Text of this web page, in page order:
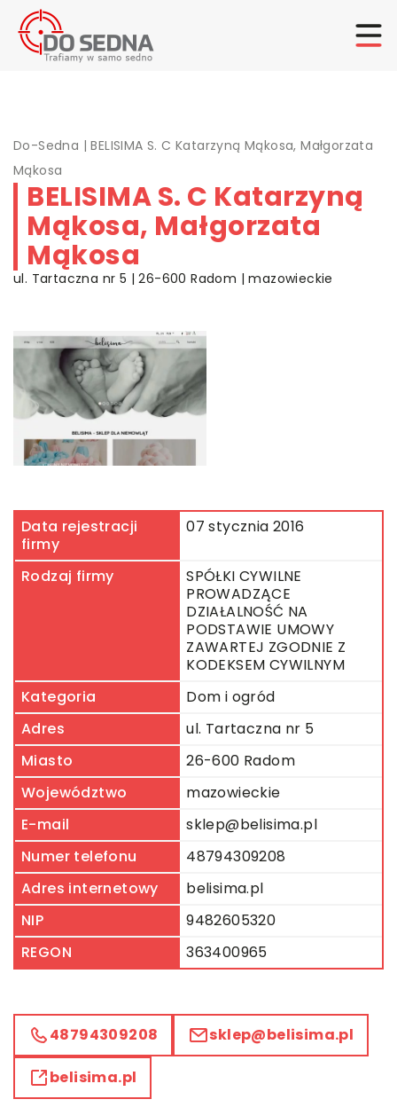
Do-Sedna |BELISIMA S. C Katarzyną Mąkosa, Małgorzata
Mąkosa
BELISIMA S. C Katarzyną
Mąkosa, Małgorzata
Mąkosa
ul. Tartaczna nr 5 | 26-600 Radom | mazowieckie
Data rejestracji
firmy
07 stycznia 2016
Rodzaj firmy
SPÓŁKI CYWILNE
PROWADZĄCE
DZIAŁALNOŚĆ NA
PODSTAWIE UMOWY
ZAWARTEJ ZGODNIE Z
KODEKSEM CYWILNYM
Kategoria
Dom i ogród
Adres
ul. Tartaczna nr 5
Miasto
26-600 Radom
Województwo
mazowieckie
E-mail
sklep@belisima.pl
Numer telefonu
48794309208
Adres internetowy
belisima.pl
NIP
9482605320
REGON
363400965
48794309208 sklep@belisima.pl
belisima.pl